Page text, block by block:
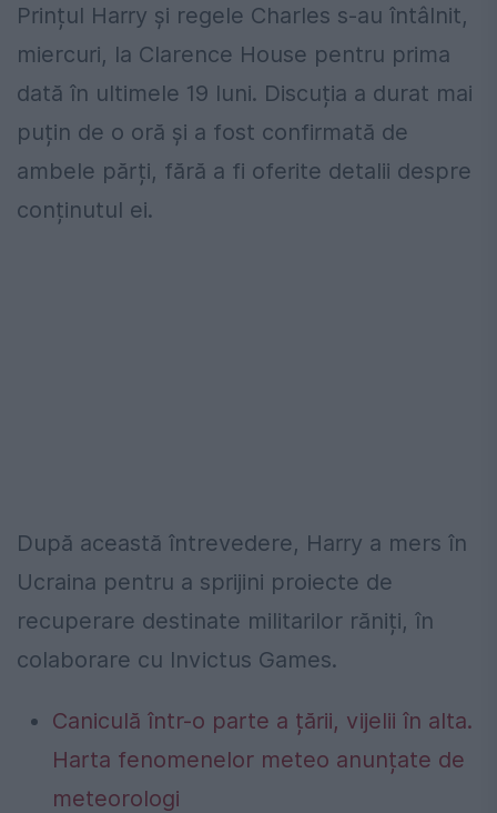
Prințul Harry și regele Charles s-au întâlnit,
miercuri, la Clarence House pentru prima
dată în ultimele 19 luni. Discuția a durat mai
puțin de o oră și a fost confirmată de
ambele părți, fără a fi oferite detalii despre
conținutul ei.
După această întrevedere, Harry a mers în
Ucraina pentru a sprijini proiecte de
recuperare destinate militarilor răniți, în
colaborare cu Invictus Games.
Caniculă într-o parte a țării, vijelii în alta.
Harta fenomenelor meteo anunțate de
meteorologi